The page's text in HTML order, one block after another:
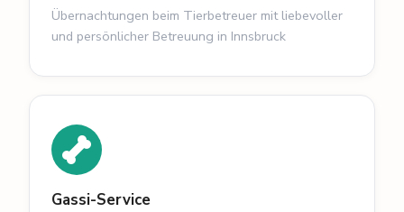
Übernachtungen beim Tierbetreuer mit liebevoller
und persönlicher Betreuung in Innsbruck
Gassi-Service